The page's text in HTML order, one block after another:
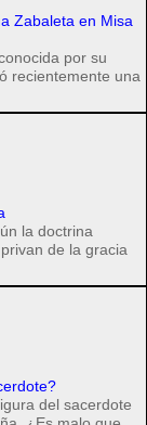
Zabaleta en Misa
por su
recientemente una
la doctrina
de la gracia
del sacerdote